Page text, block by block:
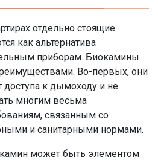
отдельно стоящие
как альтернатива
приборам. Биокамины
Во-первых, они
доступа к дымоходу и не
многим весьма
связанным со
и санитарными нормами.
может быть элементом